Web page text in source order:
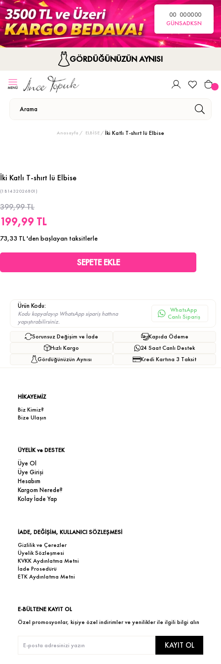
00
GÜN
00
SA
00
DK
00
SN
GÖRDÜĞÜNÜZÜN AYNISI
Anasayfa ELBİSE İki Katlı T-shırt lü Elbise
İki Katlı T-shırt lü Elbise
(1B1432026801)
399,99 TL
199,99 TL
73,33 TL'den başlayan taksitlerle
Ürün Kodu:
Kodu kopyalayıp WhatsApp sipariş hattına
yapıştırabilirsiniz.
WhatsApp
Canlı Sipariş
Sorunsuz Değişim ve İade
Hızlı Kargo
Gördüğünüzün Aynısı
Kapıda Ödeme
24 Saat Canlı Destek
Kredi Kartına 3 Taksit
HİKAYEMİZ
Biz Kimiz?
Bize Ulaşın
ÜYELİK ve DESTEK
Üye Ol
Üye Girişi
Hesabım
Kargom Nerede?
Kolay İade Yap
İADE, DEĞİŞİM, KULLANICI SÖZLEŞMESİ
Gizlilik ve Çerezler
Üyelik Sözleşmesi
KVKK Aydınlatma Metni
İade Prosedürü
ETK Aydınlatma Metni
E-BÜLTENE KAYIT OL
Özel promosyonlar, kişiye özel indirimler ve yenilikler ile ilgili bilgi alın
KAYIT OL